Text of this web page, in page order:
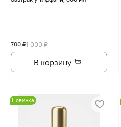
1 000 ₽
700 ₽
В корзину
Новинка